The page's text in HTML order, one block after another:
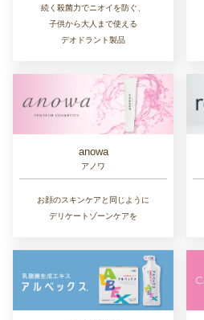
続く殺菌力でニオイを防ぐ、
子供から大人まで使える
デオドラント製品
anowa
アノワ
お顔のスキンケアと同じように
デリケートゾーンケアを